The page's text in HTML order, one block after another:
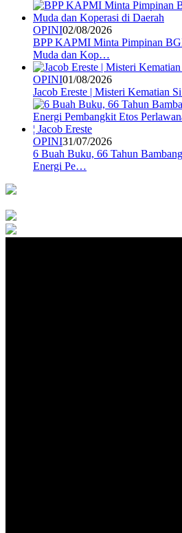
OPINI02/08/2026
BPP KAPMI Minta Pimpinan
Muda dan Kop…
OPINI01/08/2026
Jacob Ereste | Misteri Kematian
OPINI31/07/2026
6 Buah Buku, 66 Tahun
Energi Pe…